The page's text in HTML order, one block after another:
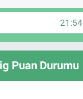
21:54
Puan Durumu